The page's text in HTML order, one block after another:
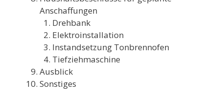
Anschaffungen
Drehbank
Elektroinstallation
Instandsetzung Tonbrennofen
Tiefziehmaschine
Ausblick
Sonstiges